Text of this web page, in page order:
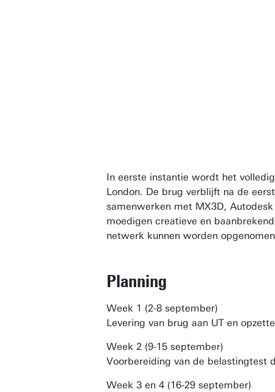
In eerste instantie wordt het
London. De brug verblijft na de
samenwerken met MX3D,
moedigen creatieve en
netwerk kunnen worden
Planning
Week 1 (2-8 september)
Levering van brug aan UT en
Week 2 (9-15 september)
Voorbereiding van de belastingtest
Week 3 en 4 (16-29 september)